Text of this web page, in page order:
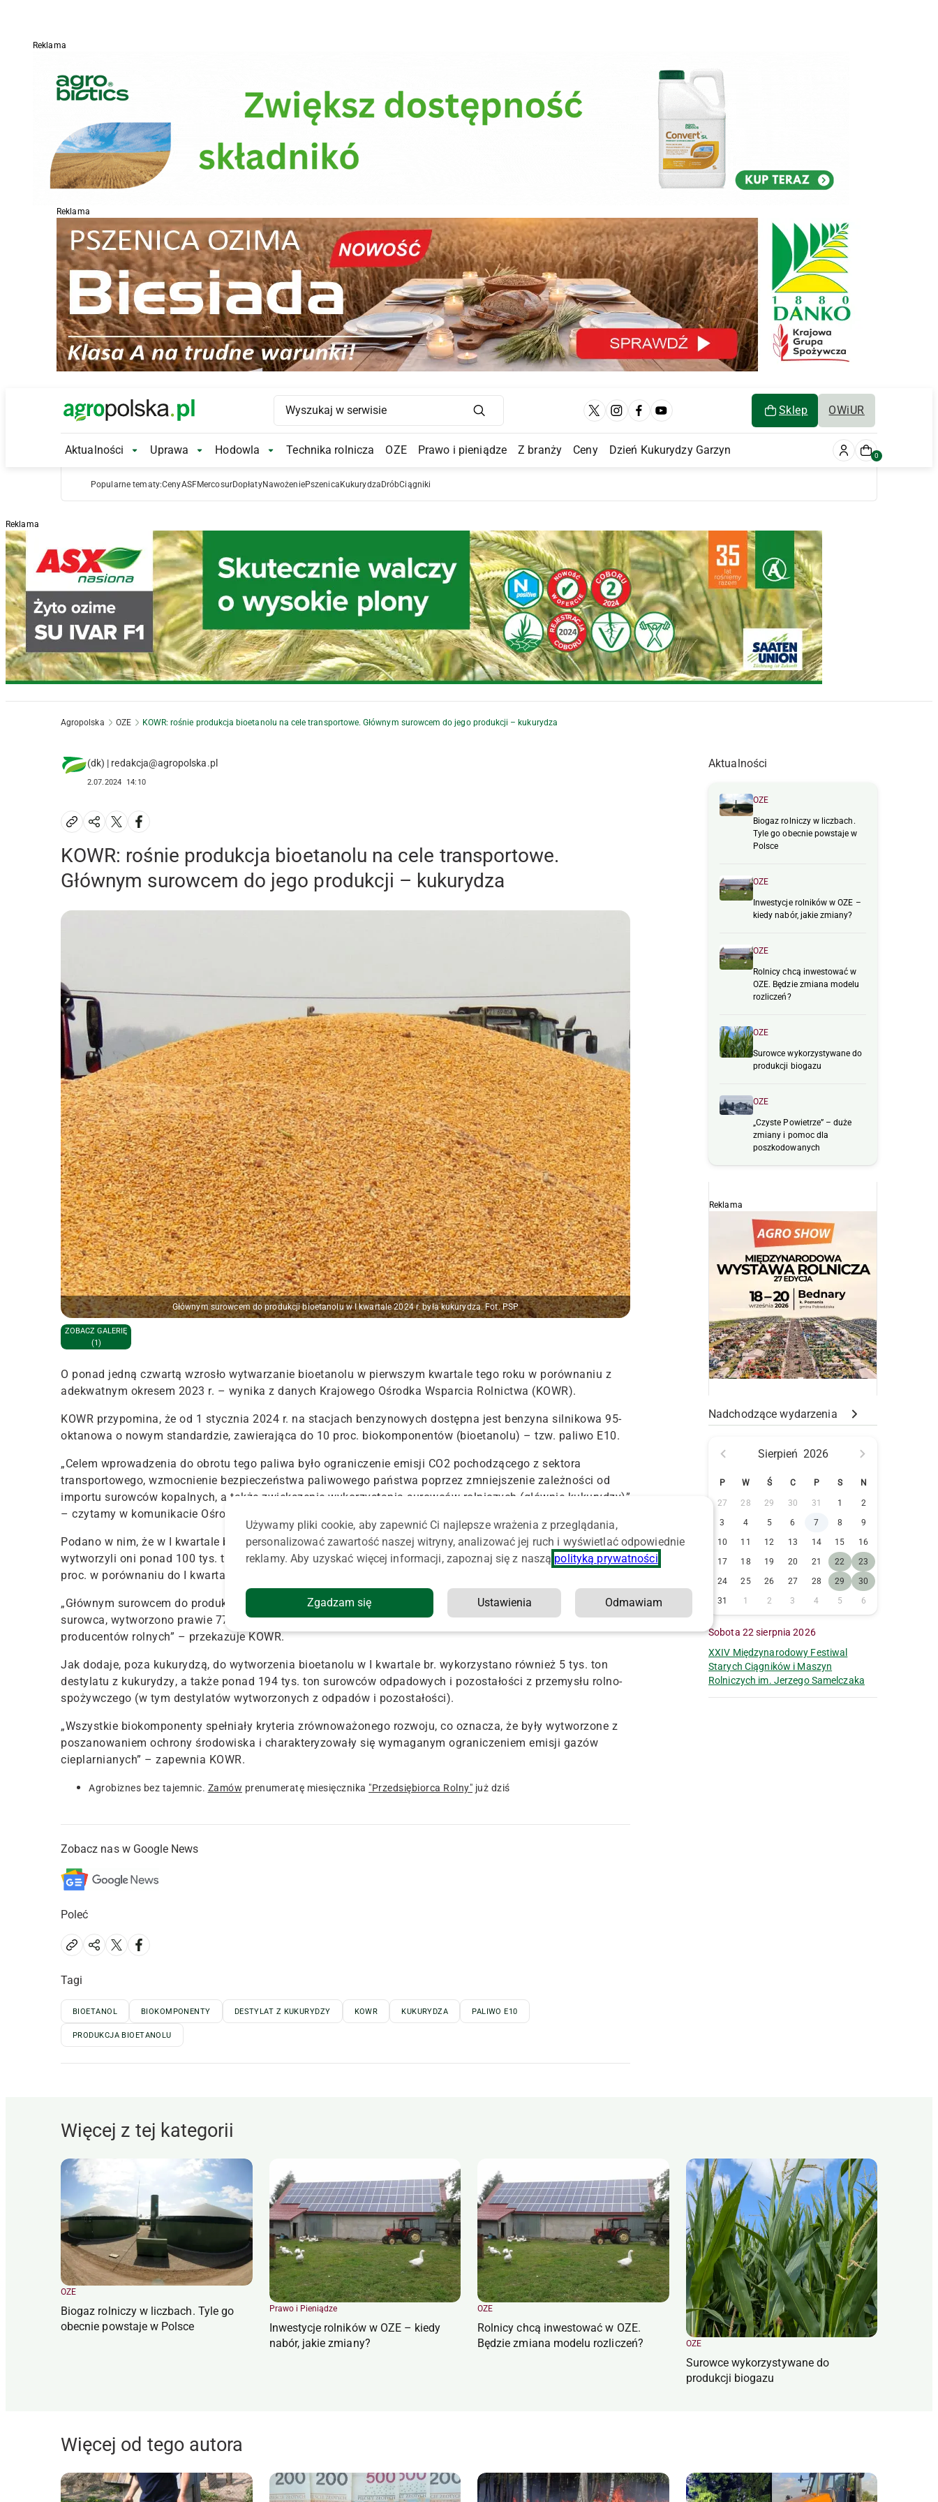
Reklama
Reklama
Main Logo Sklep OWiUR
Main Navigation
Aktualności Aktualności Submenu
Uprawa Uprawa Submenu
Hodowla Hodowla Submenu
Technika rolnicza OZE Prawo i pieniądze Z branży Ceny Dzień Kukurydzy Garzyn 0
Popularne tematy:CenyASFMercosurDopłatyNawożeniePszenica Kukurydza DróbCiągniki
Reklama
Agropolska OZE KOWR: rośnie produkcja bioetanolu na cele transportowe. Głównym surowcem do jego produkcji – kukurydza
(dk) | redakcja@agropolska.pl
2.07.2024 14:10
KOWR: rośnie produkcja bioetanolu na cele transportowe.
Głównym surowcem do jego produkcji – kukurydza
Głównym surowcem do produkcji bioetanolu w I kwartale 2024 r. była kukurydza. Fot. PSP
ZOBACZ GALERIĘ
(1)
O ponad jedną czwartą wzrosło wytwarzanie bioetanolu w pierwszym kwartale tego roku w porównaniu z
adekwatnym okresem 2023 r. – wynika z danych Krajowego Ośrodka Wsparcia Rolnictwa (KOWR).
KOWR przypomina, że od 1 stycznia 2024 r. na stacjach benzynowych dostępna jest benzyna silnikowa 95-
oktanowa o nowym standardzie, zawierająca do 10 proc. biokomponentów (bioetanolu) – tzw. paliwo E10.
„Celem wprowadzenia do obrotu tego paliwa było ograniczenie emisji CO2 pochodzącego z sektora
transportowego, wzmocnienie bezpieczeństwa paliwowego państwa poprzez zmniejszenie zależności od
importu surowców kopalnych, a także zwiększenie wykorzystania surowców rolniczych (głównie kukurydzy)”
– czytamy w komunikacie Ośrodka.
Podano w nim, że w I kwartale br. bioetanol wytwarzało 8 producentów biokomponentów. Łącznie
wytworzyli oni ponad 100 tys. ton bioetanolu, co oznacza wzrost produkcji tego biokomponentu o ponad 26
proc. w porównaniu do I kwartału 2023 r.
„Głównym surowcem do produkcji bioetanolu w I kwartale 2024 r. była kukurydza.Z ponad 260 tys. ton tego
surowca, wytworzono prawie 77 tys. ton bioetanolu. Kukurydza ta niemal w całości pochodziła od krajowych
producentów rolnych” – przekazuje KOWR.
Jak dodaje, poza kukurydzą, do wytworzenia bioetanolu w I kwartale br. wykorzystano również 5 tys. ton
destylatu z kukurydzy, a także ponad 194 tys. ton surowców odpadowych i pozostałości z przemysłu rolno-
spożywczego (w tym destylatów wytworzonych z odpadów i pozostałości).
„Wszystkie biokomponenty spełniały kryteria zrównoważonego rozwoju, co oznacza, że były wytworzone z
poszanowaniem ochrony środowiska i charakteryzowały się wymaganym ograniczeniem emisji gazów
cieplarnianych” – zapewnia KOWR.
Agrobiznes bez tajemnic. Zamów prenumeratę miesięcznika "Przedsiębiorca Rolny" już dziś
Zobacz nas w Google News
Poleć
Tagi
BIOETANOL BIOKOMPONENTY DESTYLAT Z KUKURYDZY KOWR KUKURYDZA PALIWO E10
PRODUKCJA BIOETANOLU
Aktualności
OZE
Biogaz rolniczy w liczbach.
Tyle go obecnie powstaje w
Polsce
OZE
Inwestycje rolników w OZE –
kiedy nabór, jakie zmiany?
OZE
Rolnicy chcą inwestować w
OZE. Będzie zmiana modelu
rozliczeń?
OZE
Surowce wykorzystywane do
produkcji biogazu
OZE
„Czyste Powietrze” – duże
zmiany i pomoc dla
poszkodowanych
Reklama
Nadchodzące wydarzenia
Sierpień 2026
P W Ś C P S N
27 28 29 30 31 1
2
3
4 5 6 7 8
9
10
11 12 13 14 15
16
17
18 19 20 21 22
23
24
25 26 27 28 29
30
31
1 2 3 4 5 6
Sobota 22 sierpnia 2026
XXIV Międzynarodowy Festiwal
Starych Ciągników i Maszyn
Rolniczych im. Jerzego Samelczaka
Więcej z tej kategorii
OZE
Biogaz rolniczy w liczbach. Tyle go
obecnie powstaje w Polsce
Prawo i Pieniądze
Inwestycje rolników w OZE – kiedy
nabór, jakie zmiany?
OZE
Rolnicy chcą inwestować w OZE.
Będzie zmiana modelu rozliczeń?
OZE
Surowce wykorzystywane do
produkcji biogazu
Więcej od tego autora
Używamy pliki cookie, aby zapewnić Ci najlepsze wrażenia z przeglądania,
personalizować zawartość naszej witryny, analizować jej ruch i wyświetlać odpowiednie
reklamy. Aby uzyskać więcej informacji, zapoznaj się z naszą polityką prywatności
Zgadzam się Ustawienia Odmawiam